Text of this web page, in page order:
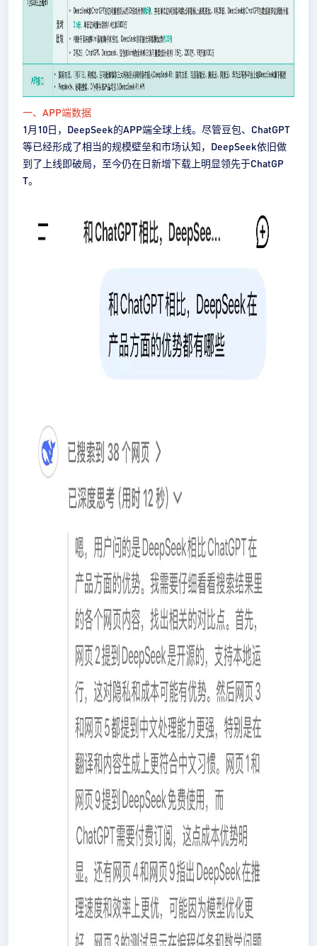
一、APP端数据
1月10日，DeepSeek的APP端全球上线。尽管豆包、ChatGPT
等已经形成了相当的规模壁垒和市场认知，DeepSeek依旧做
到了上线即破局，至今仍在日新增下载上明显领先于ChatGP
T。